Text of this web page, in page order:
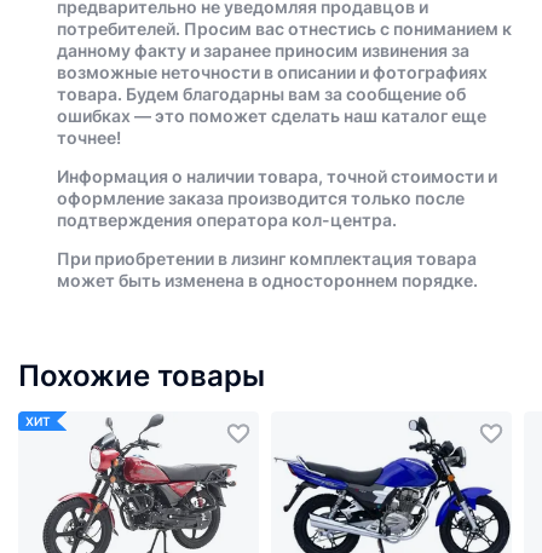
предварительно не уведомляя продавцов и
потребителей. Просим вас отнестись с пониманием к
данному факту и заранее приносим извинения за
возможные неточности в описании и фотографиях
товара. Будем благодарны вам за сообщение об
ошибках — это поможет сделать наш каталог еще
точнее!
Информация о наличии товара, точной стоимости и
оформление заказа производится только после
подтверждения оператора кол-центра.
При приобретении в лизинг комплектация товара
может быть изменена в одностороннем порядке.
Похожие товары
ХИТ